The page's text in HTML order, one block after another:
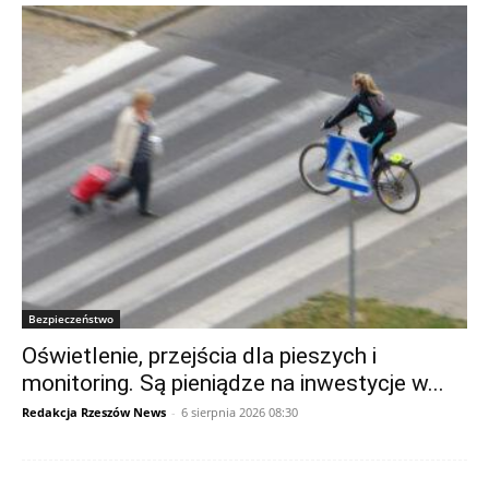
Bezpieczeństwo
Oświetlenie, przejścia dla pieszych i
monitoring. Są pieniądze na inwestycje w...
Redakcja Rzeszów News - 6 sierpnia 2026 08:30